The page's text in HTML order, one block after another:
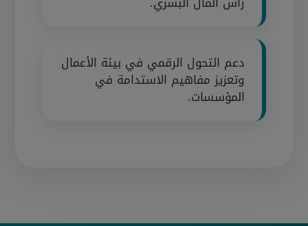
دعم التحول الرقمي في بيئة الأعمال
وتعزيز مفاهيم الاستدامة في
المؤسسات.